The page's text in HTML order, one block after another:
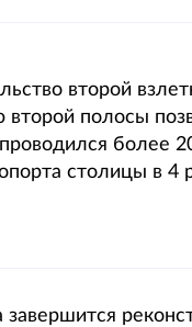
второй
полосы
более
столицы в 4